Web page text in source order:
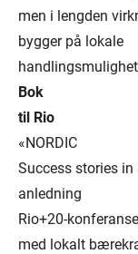
men i lengden
bygger på lokale
Bok
til Rio
«NORDIC
Success stories
anledning
Rio+20-
med lokalt